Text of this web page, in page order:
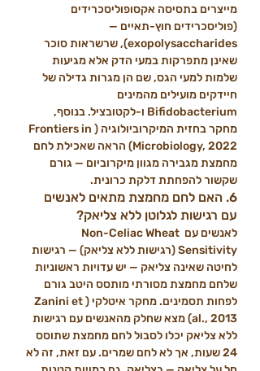
מייצרים בתסיסה אקסופוליסכרידים
(פוליסכרידים חוץ-תאיים —
exopolysaccharides), שרשראות סוכר
שאינן מתפרקות במעי הדק אלא מגיעות
שלמות למעי הגס, שם הן מגרות גדילה של
חיידקים מועילים מהמינים
Bifidobacterium ו-לקטובציל. בנוסף,
מחקר בחזית המיקרוביולוגיה (Frontiers in
Microbiology, 2022) הראה שאכילת לחם
מחמצת מגבירה מגוון מיקרוביום — גורם
שקשור להפחתת דלקת כרונית.
6. האם לחם מחמצת מתאים לאנשים
עם רגישות לגלוטן ללא צליאק?
לאנשים עם Non-Celiac Wheat
Sensitivity (רגישות ללא צליאק) — רגישות
לחיטה שאינה צליאק — יש עדויות ראשוניות
שלחם מחמצת מסורתי מותסס היטב גורם
לפחות תסמינים. מחקר איטלקי (Zanini et
al., 2013) מצא שחלק מהאנשים עם רגישות
ללא צליאק יכלו לסבול לחם מחמצת שתוסס
24 שעות, אך לא לחם שמרים. עם זאת, זה לא